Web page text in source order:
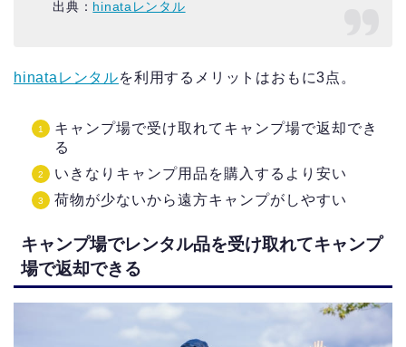
出典： hinataレンタル
hinataレンタルを利用するメリットはおもに3点。
キャンプ場で受け取れてキャンプ場で返却でき
る
いきなりキャンプ用品を購入するより安い
荷物が少ないから遠方キャンプがしやすい
キャンプ場でレンタル品を受け取れてキャンプ
場で返却できる